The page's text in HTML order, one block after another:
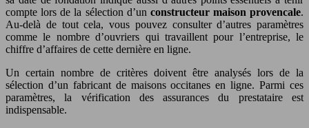
compte lors de la sélection d’un constructeur maison provencale.
Au-delà de tout cela, vous pouvez consulter d’autres paramètres
comme le nombre d’ouvriers qui travaillent pour l’entreprise, le
chiffre d’affaires de cette dernière en ligne.
Un certain nombre de critères doivent être analysés lors de la
sélection d’un fabricant de maisons occitanes en ligne. Parmi ces
paramètres, la vérification des assurances du prestataire est
indispensable.